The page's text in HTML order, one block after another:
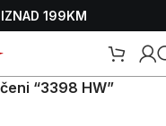
199KM
“3398 HW”